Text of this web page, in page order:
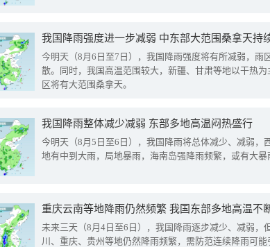
今明天（8月6日至7日），我国降雨强度将有所减弱，雨
散。同时，我国高温范围较大，新疆、甘肃等地以干热为
区将有大范围桑拿天。
我国降雨整体减少减弱 东部多地高温闷热盛行
今明天（8月5日至6日），我国降雨将总体减少、减弱，
地有中到大雨，局地暴雨，海南岛强降雨频繁，或有大暴
重庆云南等地降雨仍然频繁 我国东部多地高温不
未来三天（8月4日至6日），我国降雨逐步减少、减弱，
川、重庆、贵州等地仍然降雨频繁，需防范连续降雨可能